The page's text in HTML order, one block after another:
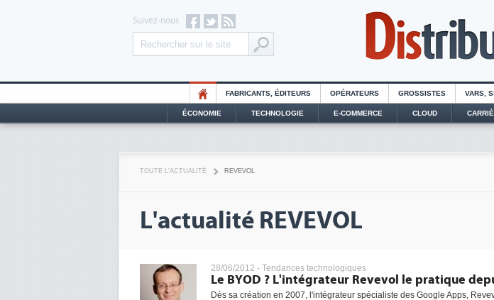
Suivez-nous
FABRICANTS, ÉDITEURS OPÉRATEURS GROSSISTES VARS,
ÉCONOMIE TECHNOLOGIE E-COMMERCE CLOUD
TOUTE L'ACTUALITÉ REVEVOL
L'actualité REVEVOL
28/06/2012 - Tendances technologiques
Le BYOD ? L'intégrateur Revevol le pratique
Dès sa création en 2007, l'intégrateur spécialiste des Google Apps,